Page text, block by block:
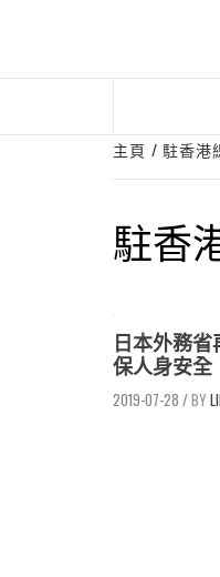
主頁 駐香港
駐香
日本外務
保人身安全
2019-07-28 /